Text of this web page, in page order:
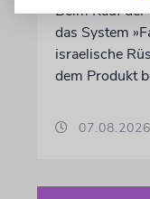
Beim Kauf
das System
israelische
dem Produkt
07.08.2026